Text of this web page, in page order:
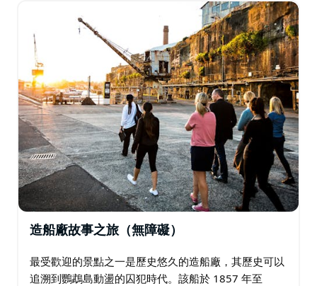
造船廠故事之旅（無障礙）
最受歡迎的景點之一是歷史悠久的造船廠，其歷史可以
追溯到鸚鵡島動盪的囚犯時代。該船於 1857 年至